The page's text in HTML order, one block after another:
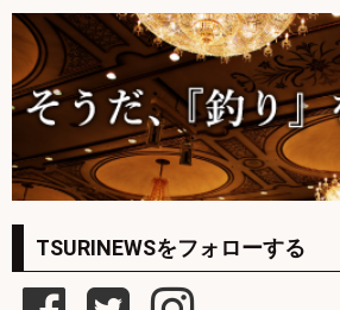
TSURINEWSをフォローする